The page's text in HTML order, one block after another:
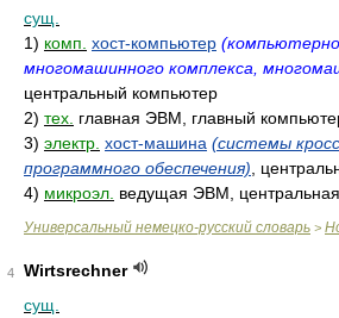
сущ.
1) комп. хост-компьютер
многомашинного комплекса,
центральный компьютер
2) тех. главная ЭВМ, главный
3) электр. хост-машина (системы
программного обеспечения) ,
4) микроэл. ведущая ЭВМ,
Универсальный немецко-русский словарь >
4
Wirtsrechner
сущ.